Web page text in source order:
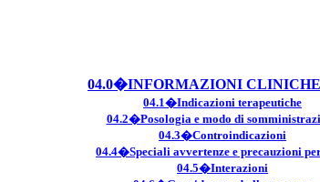
04.0�INFORMAZIONI CLINICHE
04.1�Indicazioni terapeutiche
04.2�Posologia e modo di
04.3�Controindicazioni
04.4�Speciali avvertenze e precauzioni
04.5�Interazioni